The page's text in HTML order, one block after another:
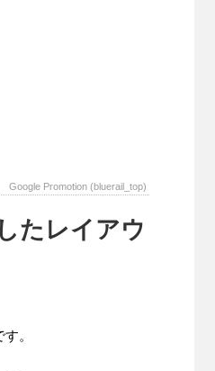
Google Promotion (bluerail_top)
たレイアウ
。